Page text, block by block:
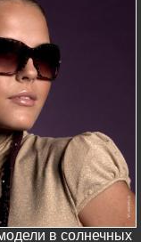
в солнечных